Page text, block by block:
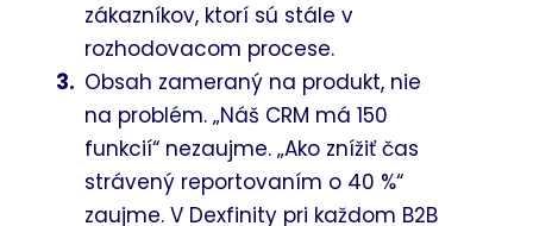
zákazníkov, ktorí sú stále v
rozhodovacom procese.
Obsah zameraný na produkt, nie
na problém. „Náš CRM má 150
funkcií“ nezaujme. „Ako znížiť čas
strávený reportovaním o 40 %“
zaujme. V Dexfinity pri každom B2B